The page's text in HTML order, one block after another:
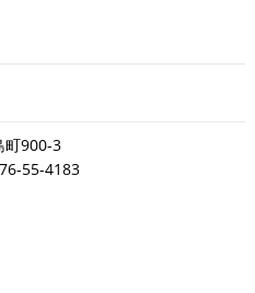
900-3
55-4183